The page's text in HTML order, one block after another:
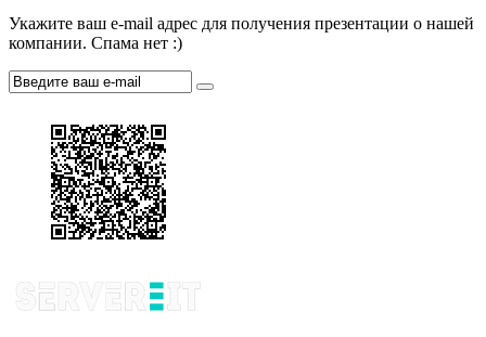
Укажите ваш e-mail адрес для получения презентации о нашей
компании. Спама нет :)